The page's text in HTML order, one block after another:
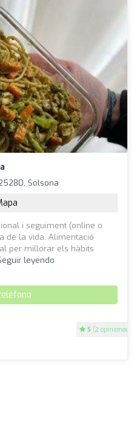
5 (2 opiniones)
Solsona
i seguiment (online o
de la vida. Alimentació
per millorar els hàbits
leyendo